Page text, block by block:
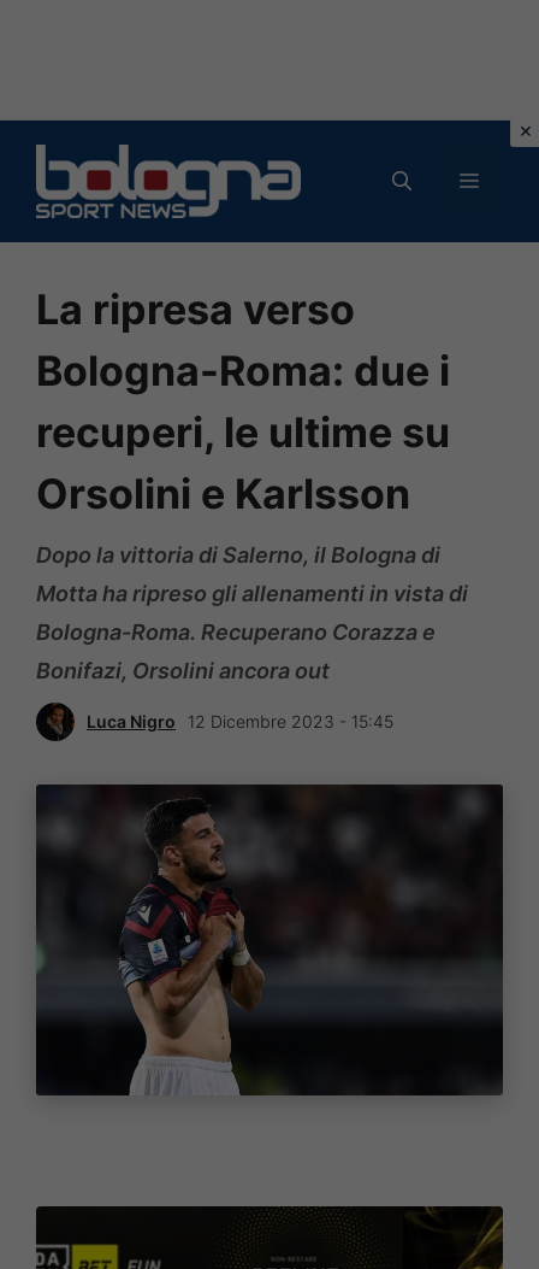
contenuto
MENU
La ripresa verso
Bologna-Roma: due i
recuperi, le ultime su
Orsolini e Karlsson
Dopo la vittoria di Salerno, il Bologna di
Motta ha ripreso gli allenamenti in vista di
Bologna-Roma. Recuperano Corazza e
Bonifazi, Orsolini ancora out
Luca Nigro 12 Dicembre 2023 - 15:45